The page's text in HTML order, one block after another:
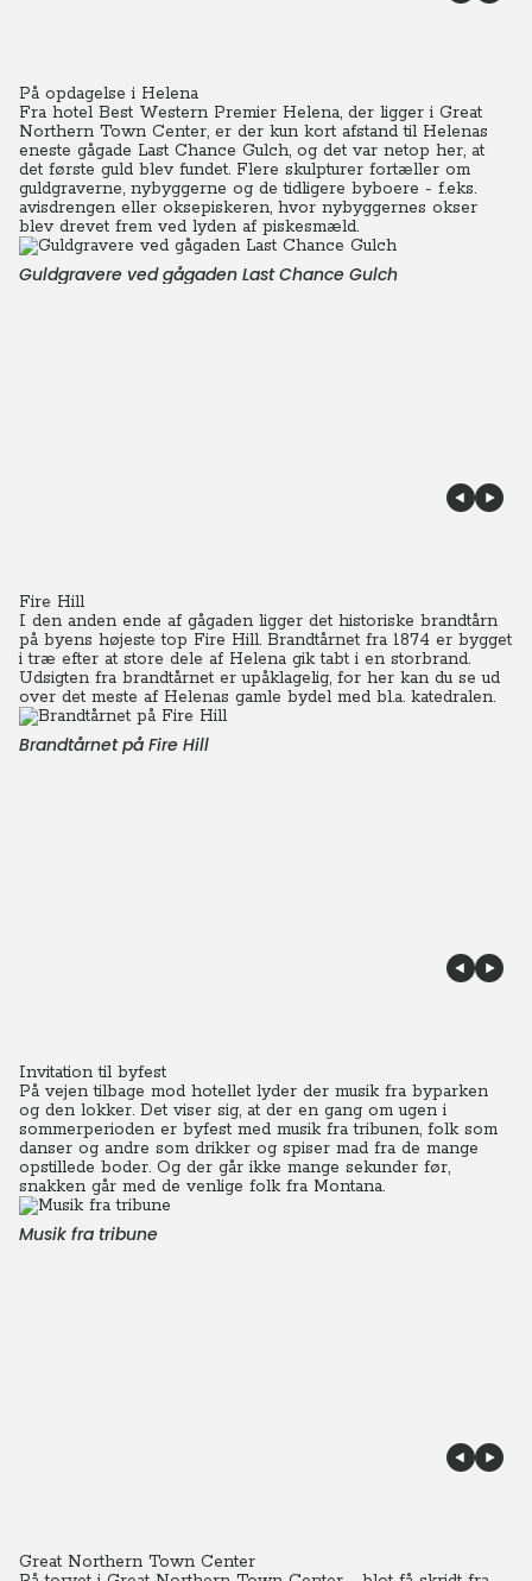
På opdagelse i Helena
Fra hotel Best Western Premier Helena, der ligger i Great
Northern Town Center, er der kun kort afstand til Helenas
eneste gågade Last Chance Gulch, og det var netop her, at
det første guld blev fundet. Flere skulpturer fortæller om
guldgraverne, nybyggerne og de tidligere byboere - f.eks.
avisdrengen eller oksepiskeren, hvor nybyggernes okser
blev drevet frem ved lyden af piskesmæld.
Guldgravere ved gågaden Last Chance Gulch
Fire Hill
I den anden ende af gågaden ligger det historiske brandtårn
på byens højeste top Fire Hill. Brandtårnet fra 1874 er bygget
i træ efter at store dele af Helena gik tabt i en storbrand.
Udsigten fra brandtårnet er upåklagelig, for her kan du se ud
over det meste af Helenas gamle bydel med bl.a. katedralen.
Brandtårnet på Fire Hill
Invitation til byfest
På vejen tilbage mod hotellet lyder der musik fra byparken
og den lokker. Det viser sig, at der en gang om ugen i
sommerperioden er byfest med musik fra tribunen, folk som
danser og andre som drikker og spiser mad fra de mange
opstillede boder. Og der går ikke mange sekunder før,
snakken går med de venlige folk fra Montana.
Musik fra tribune
Great Northern Town Center